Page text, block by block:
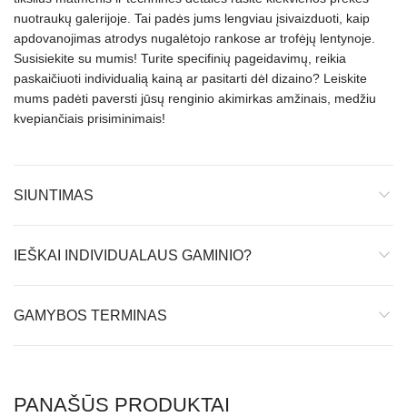
nuotraukų galerijoje. Tai padės jums lengviau įsivaizduoti, kaip
apdovanojimas atrodys nugalėtojo rankose ar trofėjų lentynoje.
Susisiekite su mumis! Turite specifinių pageidavimų, reikia
paskaičiuoti individualią kainą ar pasitarti dėl dizaino? Leiskite
mums padėti paversti jūsų renginio akimirkas amžinais, medžiu
kvepiančiais prisiminimais!
SIUNTIMAS
IEŠKAI INDIVIDUALAUS GAMINIO?
GAMYBOS TERMINAS
PANAŠŪS PRODUKTAI